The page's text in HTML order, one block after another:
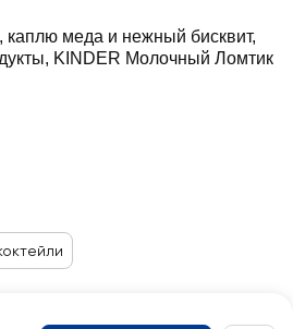
каплю меда и нежный бисквит,
KINDER Молочный Ломтик